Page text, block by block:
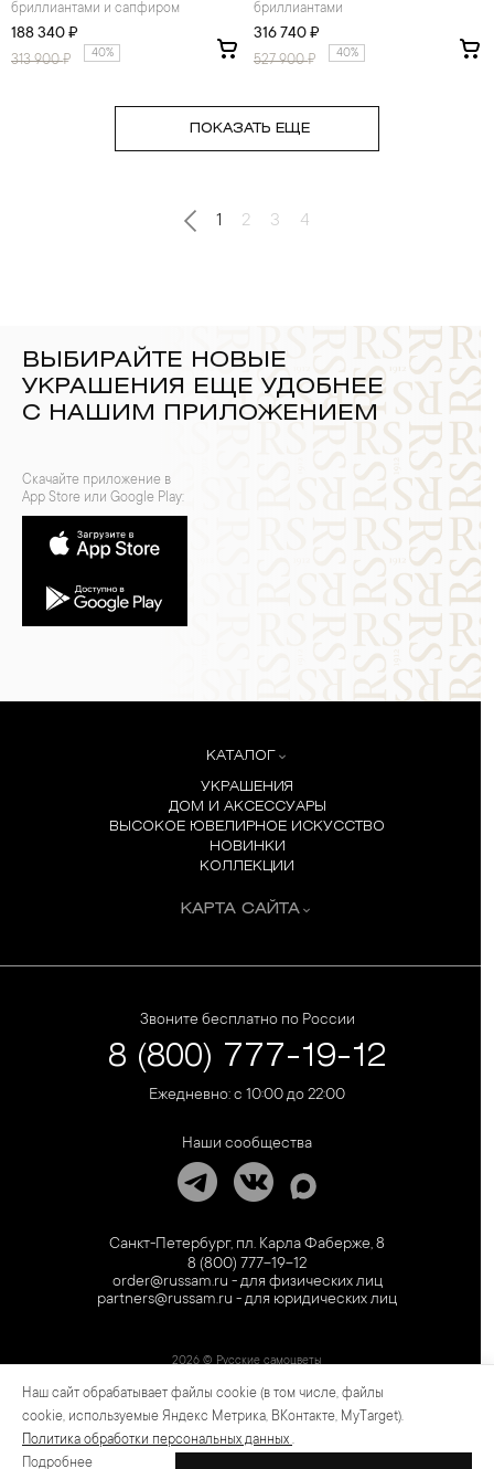
бриллиантами и сапфиром
188 340 ₽
313 900₽ 40%
бриллиантами
316 740 ₽
527 900₽ 40%
ПОКАЗАТЬ ЕЩЕ
1 2 3 4
ВЫБИРАЙТЕ НОВЫЕ
УКРАШЕНИЯ ЕЩЕ УДОБНЕЕ
С НАШИМ ПРИЛОЖЕНИЕМ
Скачайте приложение в
App Store или Google Play:
КАТАЛОГ
УКРАШЕНИЯ
ДОМ И АКСЕССУАРЫ
ВЫСОКОЕ ЮВЕЛИРНОЕ ИСКУССТВО
НОВИНКИ
КОЛЛЕКЦИИ
КАРТА САЙТА
Звоните бесплатно по России
8 (800) 777-19-12
Ежедневно: с 10:00 до 22:00
Наши сообщества
Санкт-Петербург, пл. Карла Фаберже, 8
8 (800) 777-19-12
order@russam.ru - для физических лиц
partners@russam.ru - для юридических лиц
2026 © Русские самоцветы
Предложение не является публичной офертой. Цены на сайте и в розничной сети
могут отличаться. Информация на сайте о товаре носит рекламный характер и
расценивается как приглашение делать оферты на основании п.1 ст. 437
Гражданского кодекса РФ.
Наш сайт обрабатывает файлы cookie (в том числе, файлы
cookie, используемые Яндекс Метрика, ВКонтакте, MyTarget).
Политика обработки персональных данных .
Подробнее